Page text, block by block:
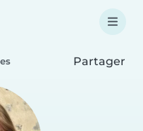
Partager